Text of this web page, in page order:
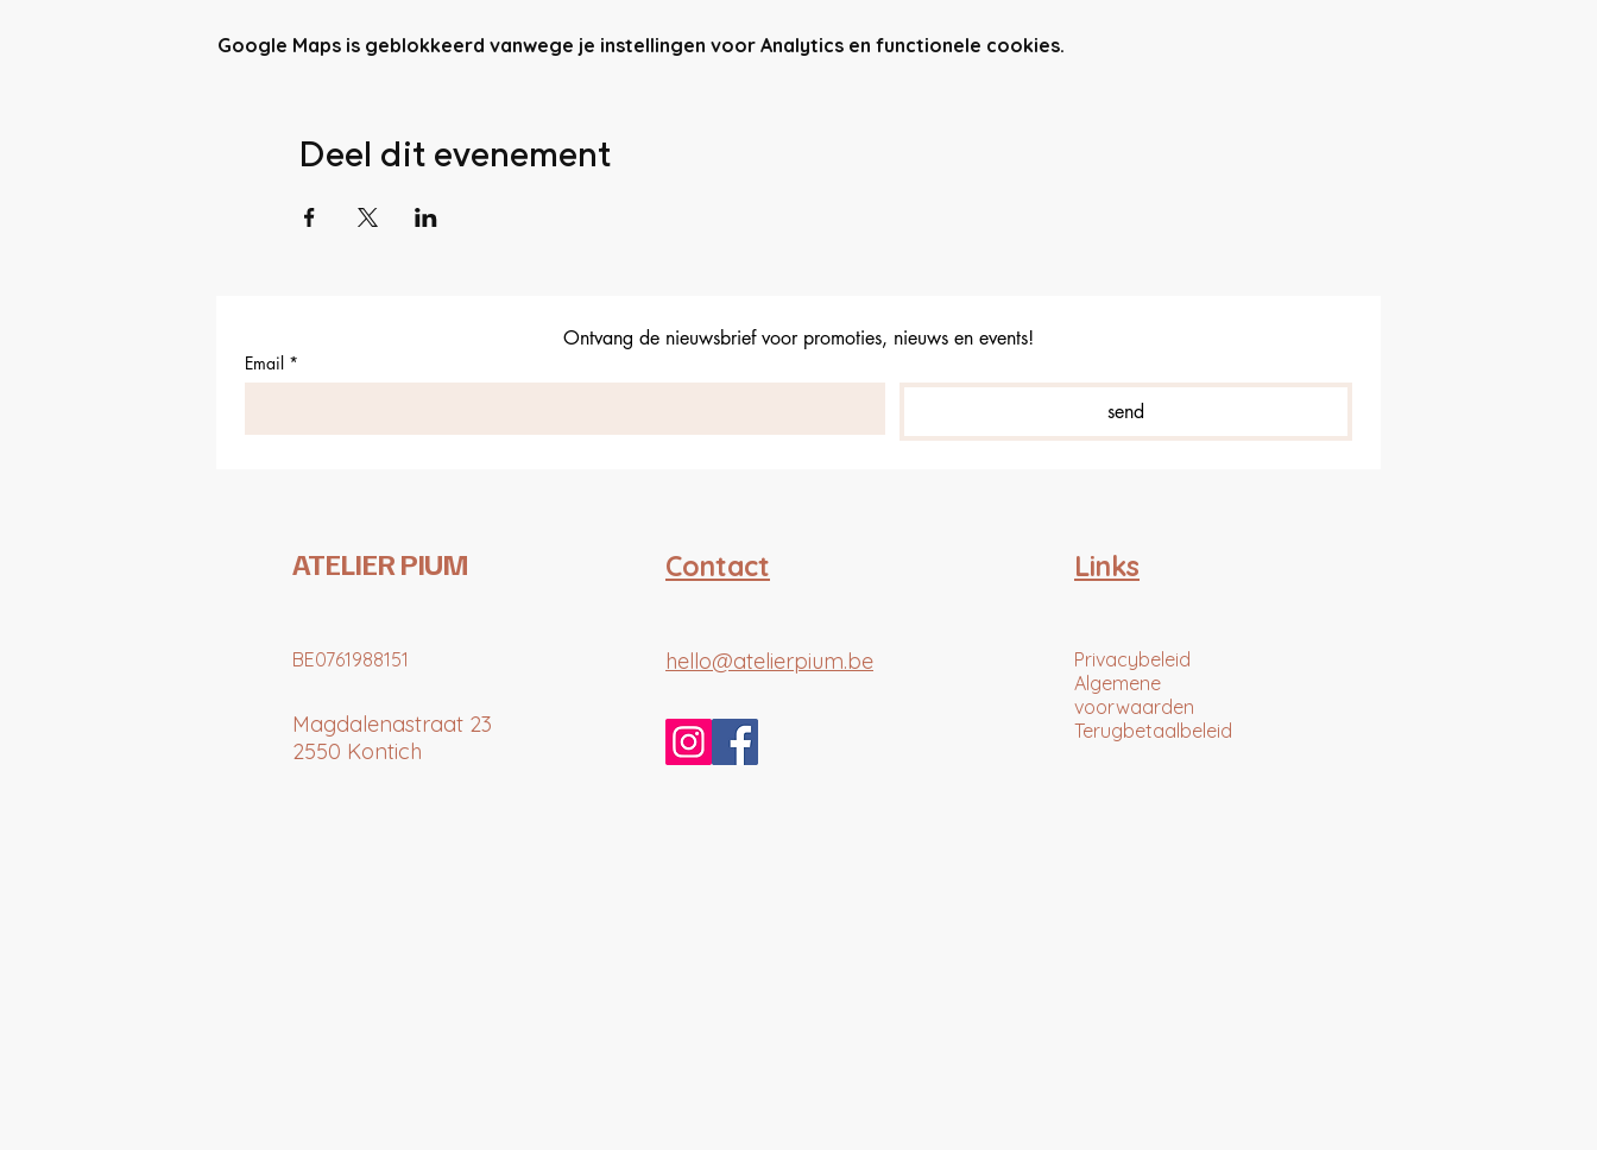
Google Maps is geblokkeerd vanwege je instellingen voor Analytics en functionele cookies.
Deel dit evenement
Ontvang de nieuwsbrief voor promoties, nieuws en events!
Email *
send
Contact
ATELIER PIUM Links
BE0761988151
Magdalenastraat 23
2550 Kontich
hello@atelierpium.be
Privacybeleid
Algemene
voorwaarden
Terugbetaalbeleid